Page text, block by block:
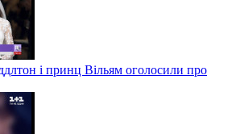
і принц Вільям оголосили про